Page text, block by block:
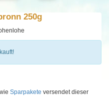
250g
Sparpakete versendet dieser